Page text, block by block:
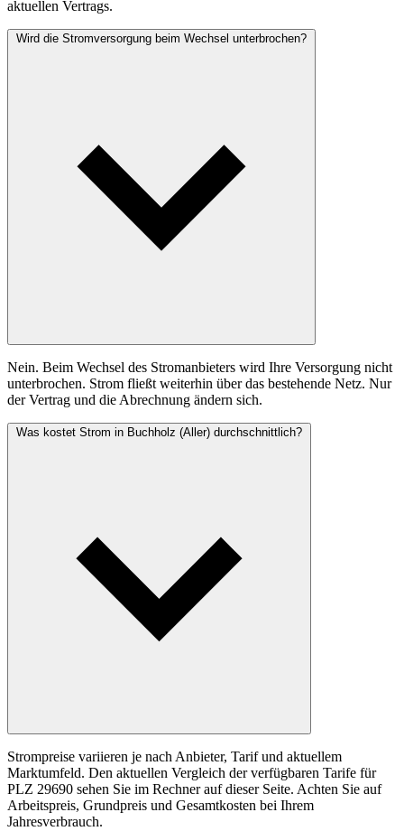
aktuellen Vertrags.
Wird die Stromversorgung beim Wechsel unterbrochen?
Nein. Beim Wechsel des Stromanbieters wird Ihre Versorgung nicht
unterbrochen. Strom fließt weiterhin über das bestehende Netz. Nur
der Vertrag und die Abrechnung ändern sich.
Was kostet Strom in Buchholz (Aller) durchschnittlich?
Strompreise variieren je nach Anbieter, Tarif und aktuellem
Marktumfeld. Den aktuellen Vergleich der verfügbaren Tarife für
PLZ 29690 sehen Sie im Rechner auf dieser Seite. Achten Sie auf
Arbeitspreis, Grundpreis und Gesamtkosten bei Ihrem
Jahresverbrauch.